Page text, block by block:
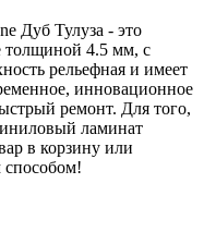
Дуб Тулуза - это
толщиной 4.5 мм, с
рельефная и имеет
инновационное
ремонт. Для того,
ламинат
в корзину или